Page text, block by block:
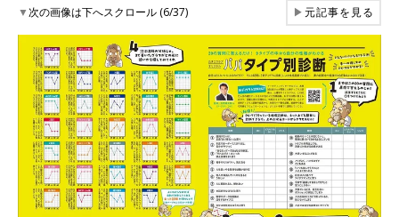
▼次の画像は下へスクロール (6/37) ▶元記事を見る